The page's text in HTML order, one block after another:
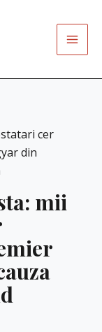
cer
din
mii